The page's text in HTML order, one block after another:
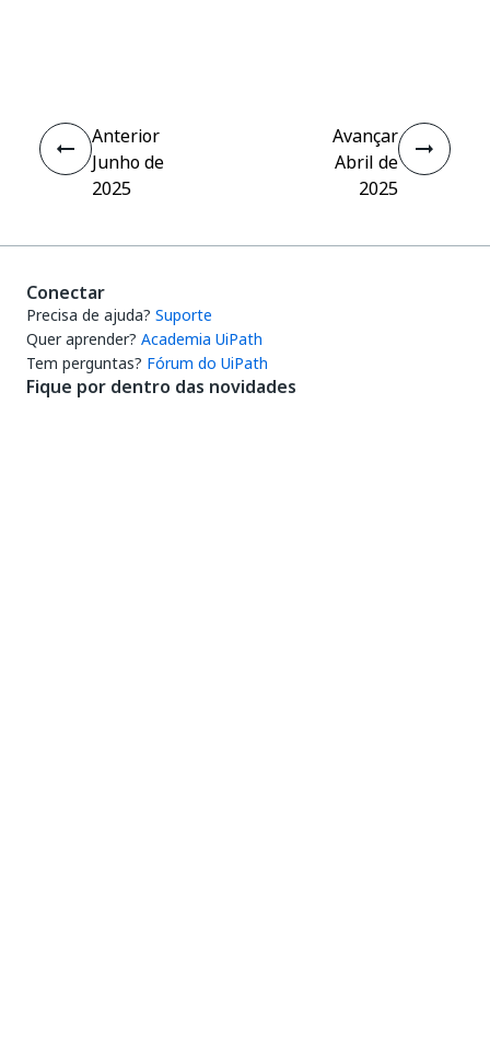
Anterior
Junho de
2025
Avançar
Abril de
2025
Conectar
Precisa de ajuda? Suporte
Quer aprender? Academia UiPath
Tem perguntas? Fórum do UiPath
Fique por dentro das novidades